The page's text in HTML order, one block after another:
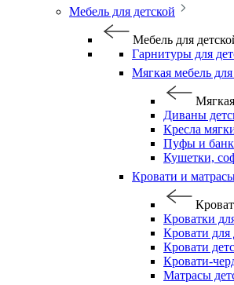
Мебель для детской
Мебель для
Гарнитуры для
Мягкая мебель для
Диваны
Кресла
Пуфы и
Кушетки,
Кровати и
Кроватки
Кровати для
Кровати
Кровати-
Матрасы